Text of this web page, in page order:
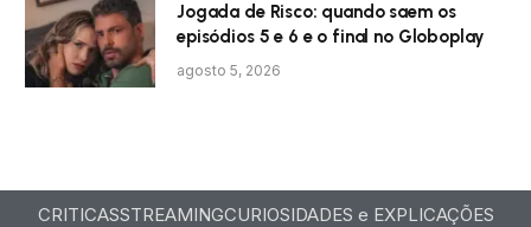
Jogada de Risco: quando saem os
episódios 5 e 6 e o final no Globoplay
agosto 5, 2026
CRITICASSTREAMINGCURIOSIDADES e EXPLICAÇÕES